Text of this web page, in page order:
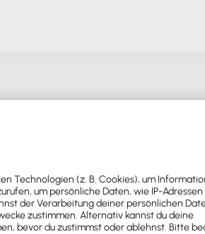
für Buchhaltung & Lohn.